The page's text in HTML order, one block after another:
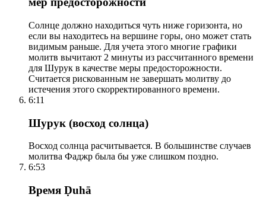
Солнце должно находиться чуть ниже горизонта, но
если вы находитесь на вершине горы, оно может стать
видимым раньше. Для учета этого многие графики
молитв вычитают 2 минуты из рассчитанного времени
для Шурук в качестве меры предосторожности.
Считается рискованным не завершать молитву до
истечения этого скорректированного времени.
6:11
Шурук (восход солнца)
Восход солнца расчитывается. В большинстве случаев
молитва Фаджр была бы уже слишком поздно.
6:53
Время Ḍuhā